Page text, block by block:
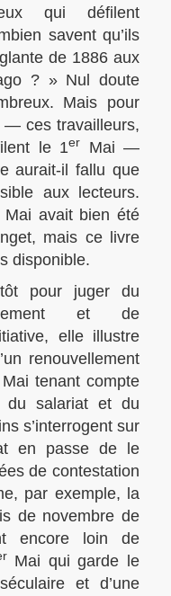
qui défilent
savent qu’ils
de 1886 aux
? » Nul doute
Mais pour
— ces travailleurs,
le 1er
Mai —
aurait-il fallu que
aux lecteurs.
Mai avait bien été
mais ce livre
disponible.
pour juger du
et de
elle illustre
renouvellement
Mai tenant compte
du salariat et du
s’interrogent sur
en passe de le
de contestation
par exemple, la
de novembre de
encore loin de
Mai qui garde le
et d’une